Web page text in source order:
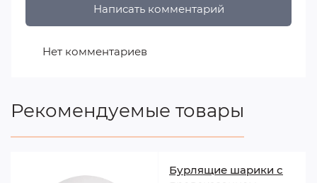
Написать комментарий
Нет комментариев
Рекомендуемые товары
Бурлящие шарики с